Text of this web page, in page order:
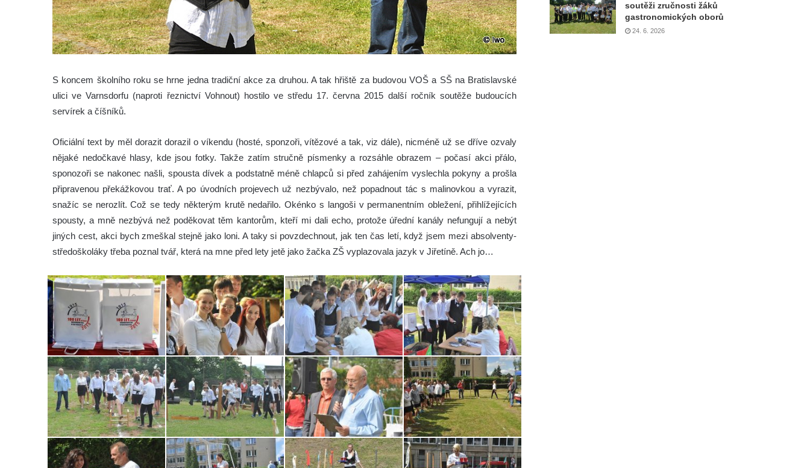
S koncem školního roku se hrne jedna tradiční akce za druhou. A tak hřiště za budovou VOŠ a SŠ na Bratislavské
ulici ve Varnsdorfu (naproti řeznictví Vohnout) hostilo ve středu 17. června 2015 další ročník soutěže budoucích
servírek a číšníků.
Oficiální text by měl dorazitdorazil o víkendu (hosté, sponzoři, vítězové a tak, viz dále), nicméně už se dříve ozvaly
nějaké nedočkavé hlasy, kde jsou fotky. Takže zatím stručně písmenky a rozsáhle obrazem – počasí akci přálo,
sponozoři se nakonec našli, spousta dívek a podstatně méně chlapců si před zahájením vyslechla pokyny a prošla
připravenou překážkovou trať. A po úvodních projevech už nezbývalo, než popadnout tác s malinovkou a vyrazit,
snažíc se nerozlít. Což se tedy některým krutě nedařilo. Okénko s langoši v permanentním obležení, přihlížejících
spousty, a mně nezbývá než poděkovat těm kantorům, kteří mi dali echo, protože úřední kanály nefungují a nebýt
jiných cest, akci bych zmeškal stejně jako loni. A taky si povzdechnout, jak ten čas letí, když jsem mezi absolventy-
středoškoláky třeba poznal tvář, která na mne před lety jetě jako žačka ZŠ vyplazovala jazyk v Jiřetíně. Ach jo…
soutěži zručnosti žáků
gastronomických oborů
24. 6. 2026